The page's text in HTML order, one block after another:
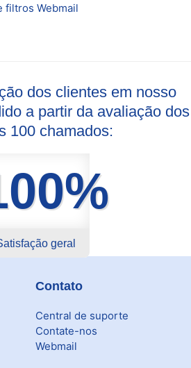
filtros Webmail
dos clientes em nosso
a partir da avaliação dos
100 chamados:
geral
Contato
Central de suporte
Contate-nos
Webmail